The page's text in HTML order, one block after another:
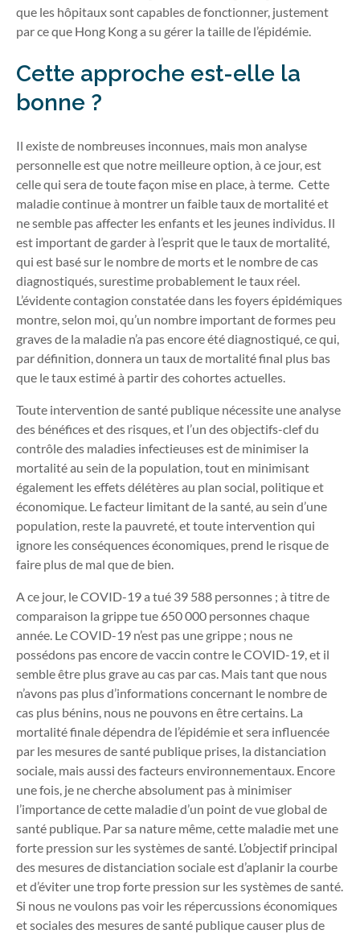
que les hôpitaux sont capables de fonctionner, justement
par ce que Hong Kong a su gérer la taille de l’épidémie.
Cette approche est-elle la
bonne ?
Il existe de nombreuses inconnues, mais mon analyse
personnelle est que notre meilleure option, à ce jour, est
celle qui sera de toute façon mise en place, à terme. Cette
maladie continue à montrer un faible taux de mortalité et
ne semble pas affecter les enfants et les jeunes individus. Il
est important de garder à l’esprit que le taux de mortalité,
qui est basé sur le nombre de morts et le nombre de cas
diagnostiqués, surestime probablement le taux réel.
L’évidente contagion constatée dans les foyers épidémiques
montre, selon moi, qu’un nombre important de formes peu
graves de la maladie n’a pas encore été diagnostiqué, ce qui,
par définition, donnera un taux de mortalité final plus bas
que le taux estimé à partir des cohortes actuelles.
Toute intervention de santé publique nécessite une analyse
des bénéfices et des risques, et l’un des objectifs-clef du
contrôle des maladies infectieuses est de minimiser la
mortalité au sein de la population, tout en minimisant
également les effets délétères au plan social, politique et
économique. Le facteur limitant de la santé, au sein d’une
population, reste la pauvreté, et toute intervention qui
ignore les conséquences économiques, prend le risque de
faire plus de mal que de bien.
A ce jour, le COVID-19 a tué 39 588 personnes ; à titre de
comparaison la grippe tue 650 000 personnes chaque
année. Le COVID-19 n’est pas une grippe ; nous ne
possédons pas encore de vaccin contre le COVID-19, et il
semble être plus grave au cas par cas. Mais tant que nous
n’avons pas plus d’informations concernant le nombre de
cas plus bénins, nous ne pouvons en être certains. La
mortalité finale dépendra de l’épidémie et sera influencée
par les mesures de santé publique prises, la distanciation
sociale, mais aussi des facteurs environnementaux. Encore
une fois, je ne cherche absolument pas à minimiser
l’importance de cette maladie d’un point de vue global de
santé publique. Par sa nature même, cette maladie met une
forte pression sur les systèmes de santé. L’objectif principal
des mesures de distanciation sociale est d’aplanir la courbe
et d’éviter une trop forte pression sur les systèmes de santé.
Si nous ne voulons pas voir les répercussions économiques
et sociales des mesures de santé publique causer plus de